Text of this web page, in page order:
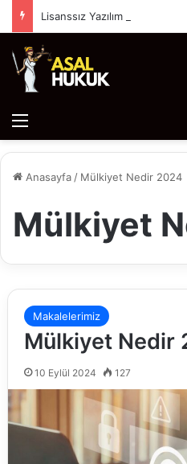
Menü
Anasayfa / Mülkiyet Nedir 2024
Mülkiyet
Makalelerimiz
Mülkiyet Nedir
10 Eylül 2024 127